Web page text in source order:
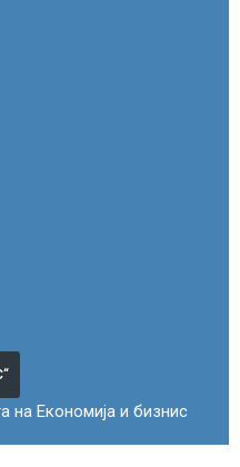
на Економија и бизнис